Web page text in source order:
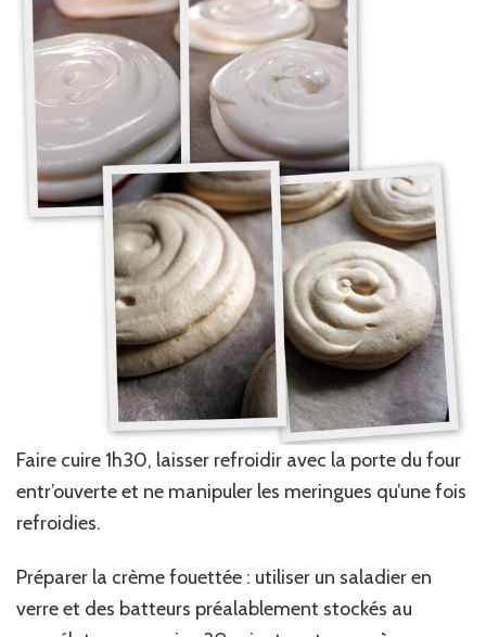
Faire cuire 1h30, laisser refroidir avec la porte du four
entr’ouverte et ne manipuler les meringues qu’une fois
refroidies.
Préparer la crème fouettée : utiliser un saladier en
verre et des batteurs préalablement stockés au